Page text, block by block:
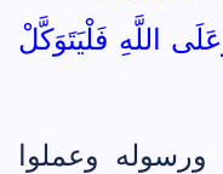
اللَّهِ فَلْيَتَوَكَّلْ
ورسوله وعملوا